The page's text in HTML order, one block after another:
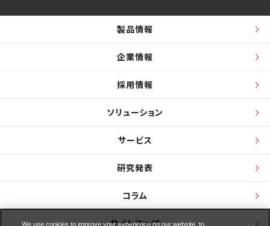
製品情報
企業情報
採用情報
ソリューション
サービス
研究発表
コラム
サイトマップ
We use cookies to improve your experience on our website, to